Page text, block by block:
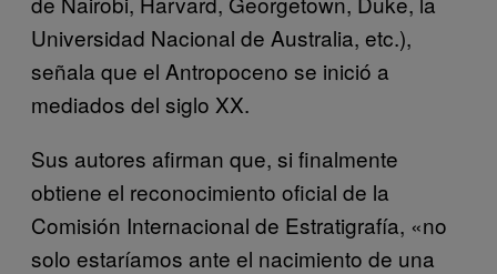
Universidad Nacional de Australia, etc.),
señala que el Antropoceno se inició a
mediados del siglo XX.
Sus autores afirman que, si finalmente
obtiene el reconocimiento oficial de la
Comisión Internacional de Estratigrafía, «no
solo estaríamos ante el nacimiento de una